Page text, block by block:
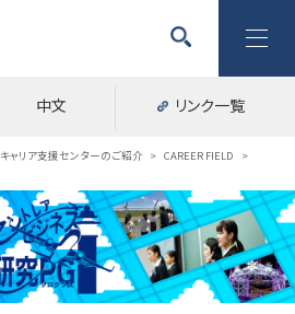
中文 リンク一覧
キャリア支援センターのご紹介 > CAREER FIELD
>